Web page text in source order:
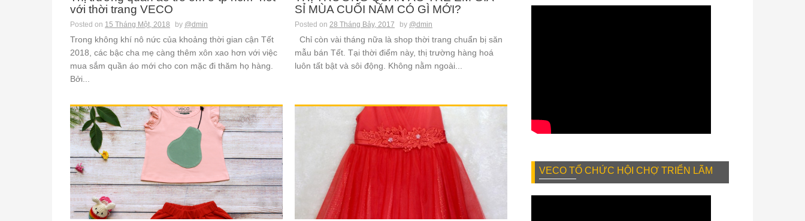
với thời trang VECO
Posted on 15 Tháng Một, 2018 by @dmin
Trong không khí nô nức của khoảng thời gian cận Tết
2018, các bậc cha mẹ càng thêm xôn xao hơn với việc
mua sắm quần áo mới cho con mặc đi thăm họ hàng.
Bởi...
SỈ MÙA CUỐI NĂM CÓ GÌ MỚI?
Posted on 28 Tháng Bảy, 2017 by @dmin
Chỉ còn vài tháng nữa là shop thời trang chuẩn bị săn
mẫu bán Tết. Tại thời điểm này, thị trường hàng hoá
luôn tất bật và sôi động. Không nằm ngoài...
VECO TỔ CHỨC HỘI CHỢ TRIỂN LÃM